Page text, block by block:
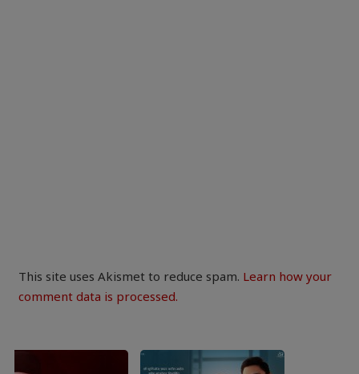
This site uses Akismet to reduce spam. Learn how your
comment data is processed.